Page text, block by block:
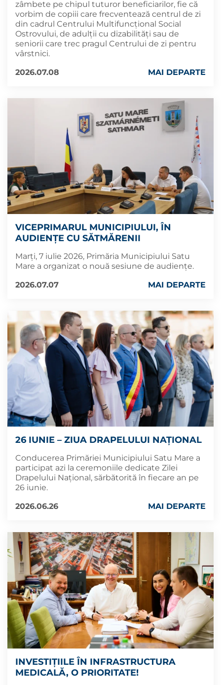
zâmbete pe chipul tuturor beneficiarilor, fie că
vorbim de copiii care frecventează centrul de zi
din cadrul Centrului Multifuncțional Social
Ostrovului, de adulții cu dizabilități sau de
seniorii care trec pragul Centrului de zi pentru
vârstnici.
2026.07.08
MAI DEPARTE
VICEPRIMARUL MUNICIPIULUI, ÎN
AUDIENȚE CU SĂTMĂRENII
Marți, 7 iulie 2026, Primăria Municipiului Satu
Mare a organizat o nouă sesiune de audiențe.
2026.07.07
MAI DEPARTE
26 IUNIE – ZIUA DRAPELULUI NAȚIONAL
Conducerea Primăriei Municipiului Satu Mare a
participat azi la ceremoniile dedicate Zilei
Drapelului Național, sărbătorită în fiecare an pe
26 iunie.
2026.06.26
MAI DEPARTE
INVESTIȚIILE ÎN INFRASTRUCTURA
MEDICALĂ, O PRIORITATE!